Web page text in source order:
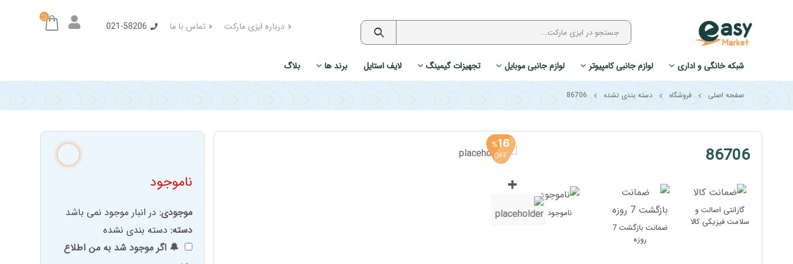
درباره ایزی مارکت تماس با ما 021-58206
شبکه خانگی و اداری لوازم جانبی کامپیوتر لوازم جانبی موبایل تجهیزات گیمینگ لایف استایل برند ها بلاگ
صفحه اصلی فروشگاه دسته بندی نشده 86706
86706
گارانتی اصالت و
سلامت فیزیکی کالا
ضمانت بازگشت 7
روزه
ناموجود
16
%
OFF
ناموجود
موجودی: در انبار موجود نمی باشد
دسته: دسته بندی نشده
🔔 اگر موجود شد به من اطلاع